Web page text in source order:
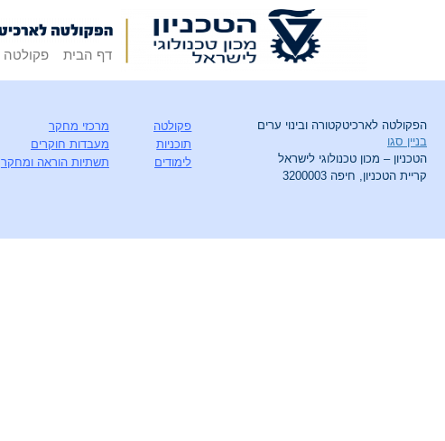
דף הבית פקולטה
הפקולטה לארכיטקטורה ובינוי ערים
בניין סגו
הטכניון – מכון טכנולוגי לישראל
קריית הטכניון, חיפה 3200003
פקולטה
תוכניות
לימודים
מרכזי מחקר
מעבדות חוקרים
תשתיות הוראה ומחקר